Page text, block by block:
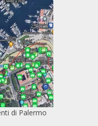
di Palermo